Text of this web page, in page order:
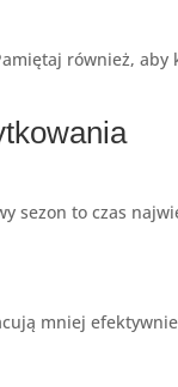
również,
sezon to czas
mniej